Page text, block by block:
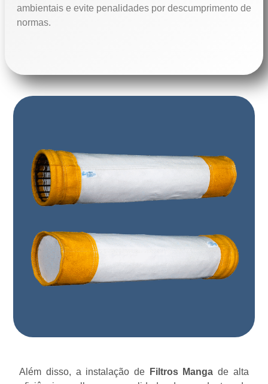
ambientais e evite penalidades por descumprimento de
normas.
Além disso, a instalação de Filtros Manga de alta